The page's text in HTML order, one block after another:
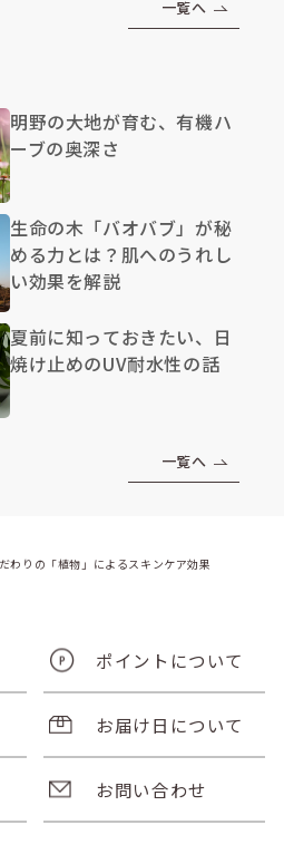
一覧へ
明野の大地が育む、有機ハ
ーブの奥深さ
生命の木「バオバブ」が秘
める力とは？肌へのうれし
い効果を解説
夏前に知っておきたい、日
焼け止めのUV耐水性の話
一覧へ
わりの「植物」によるスキンケア効果
ポイントについて
お届け日について
お問い合わせ